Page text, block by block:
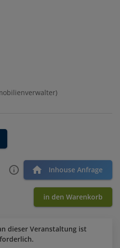
Inhouse Anfrage
in den Warenkorb
dieser Veranstaltung ist